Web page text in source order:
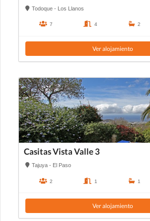
Todoque - Los Llanos
7 4 2
Ver alojamiento
Casitas Vista Valle 3
Tajuya - El Paso
2 1 1
Ver alojamiento